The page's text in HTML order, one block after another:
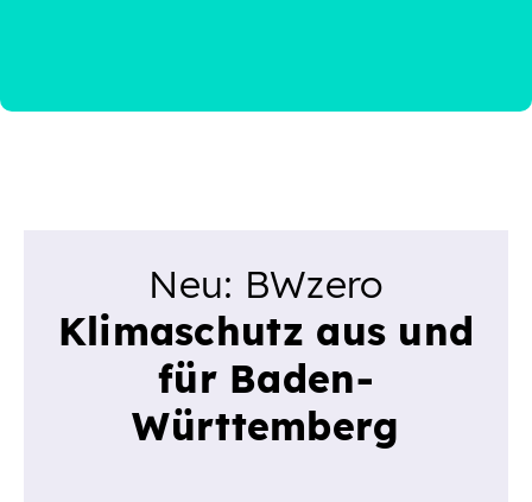
Neu: BWzero
Klimaschutz aus und
für Baden-
Württemberg